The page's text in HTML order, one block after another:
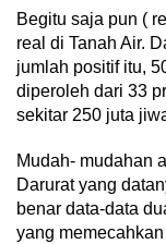
Begitu saja pun (
real di Tanah Air.
jumlah positif itu,
diperoleh dari 33
sekitar 250 juta
Mudah- mudahan
Darurat yang
benar data-data
yang